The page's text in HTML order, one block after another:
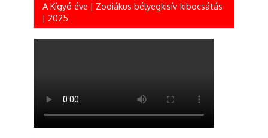
A Kígyó éve | Zodiákus bélyegkisív-kibocsátás
| 2025